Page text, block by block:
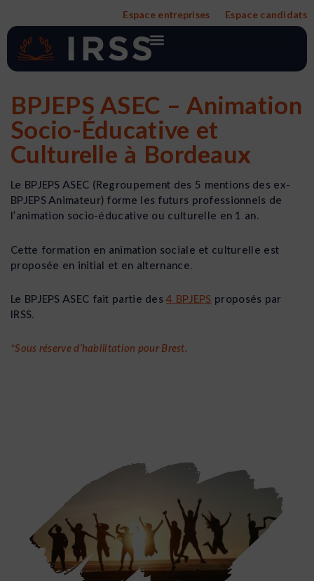
contenu
Espace entreprises Espace candidats
BPJEPS ASEC – Animation
Socio-Éducative et
Culturelle à Bordeaux
Le BPJEPS ASEC (Regroupement des 5 mentions des ex-
BPJEPS Animateur) forme les futurs professionnels de
l’animation socio-éducative ou culturelle en 1 an.
Cette formation en animation sociale et culturelle est
proposée en initial et en alternance.
Le BPJEPS ASEC fait partie des4 BPJEPS proposés par
IRSS.
*Sous réserve d’habilitation pour Brest.